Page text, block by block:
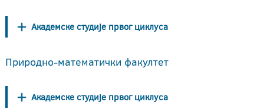
Академске студије првог циклуса
Природно-математички факултет
Академске студије првог циклуса